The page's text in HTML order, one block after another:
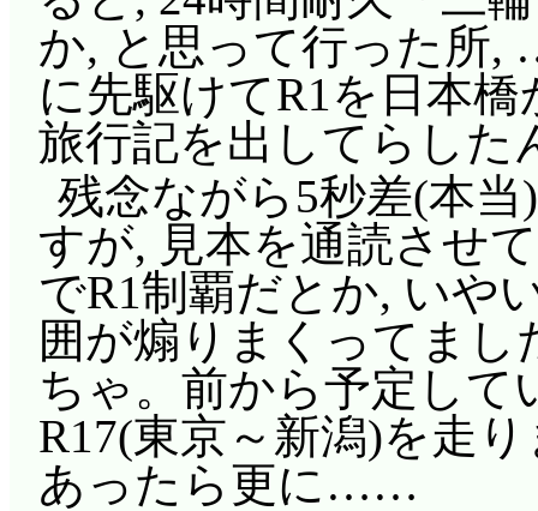
か, と思って行った所
に先駆けてR1を日本
旅行記を出してらした
残念ながら5秒差(本
すが, 見本を通読させ
でR1制覇だとか, いや
囲が煽りまくってま
ちゃ。前から予定して
R17(東京～新潟)を走
あったら更に……